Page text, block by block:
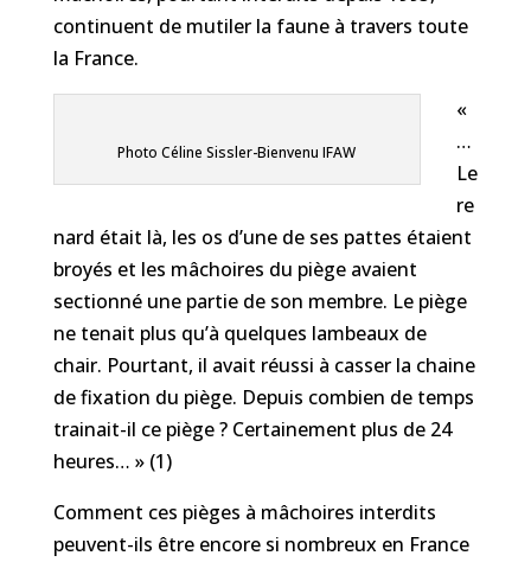
continuent de mutiler la faune à travers toute
la France.
Photo Céline Sissler-Bienvenu IFAW
«
…
Le
re
nard était là, les os d’une de ses pattes étaient
broyés et les mâchoires du piège avaient
sectionné une partie de son membre. Le piège
ne tenait plus qu’à quelques lambeaux de
chair. Pourtant, il avait réussi à casser la chaine
de fixation du piège. Depuis combien de temps
trainait-il ce piège ? Certainement plus de 24
heures… »(1)
Comment ces pièges à mâchoires interdits
peuvent-ils être encore si nombreux en France